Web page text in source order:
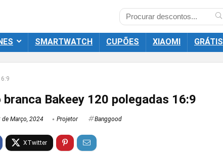
SMARTWATCH CUPÕES XIAOMI GRÁTIS
Bakeey 120 polegadas 16:9
de Março, 2024 Projetor Banggood